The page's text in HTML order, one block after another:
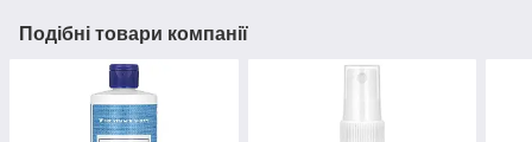
Подібні товари компанії